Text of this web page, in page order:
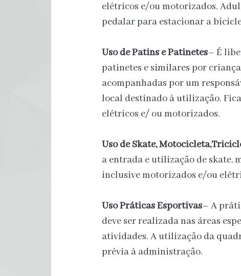
elétricos e/ou motorizados.
pedalar para estacionar a
Uso de Patins e Patinetes– É
patinetes e similares por
acompanhadas por um
local destinado à utilização.
elétricos e/ ou motorizados.
Uso de Skate,
a entrada e utilização de skate,
inclusive motorizados e/ou
Uso Práticas Esportivas– A
deve ser realizada nas áreas
atividades. A utilização da
prévia à administração.